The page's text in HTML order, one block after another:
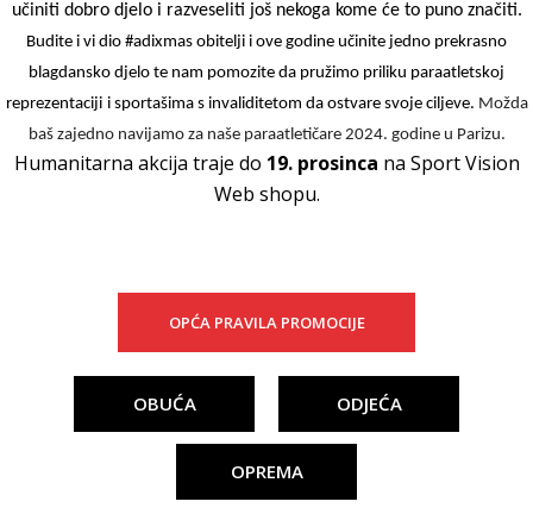
učiniti dobro djelo i razveseliti još nekoga kome će to puno značiti.
Budite i vi dio #adixmas obitelji i ove godine učinite jedno prekrasno
blagdansko djelo te nam pomozite da pružimo priliku paraatletskoj
reprezentaciji i sportašima s invaliditetom da ostvare svoje ciljeve. Možda
baš zajedno navijamo za naše paraatletičare 2024. godine u Parizu.
Humanitarna akcija traje do 19. prosinca na Sport Vision
Web shopu.
OPĆA PRAVILA PROMOCIJE
OBUĆA ODJEĆA
OPREMA